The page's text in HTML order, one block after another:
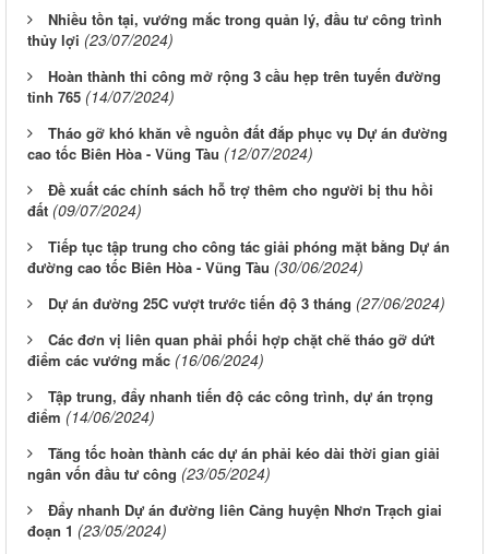
Nhiều tồn tại, vướng mắc trong quản lý, đầu tư công trình
thủy lợi (23/07/2024)
Hoàn thành thi công mở rộng 3 cầu hẹp trên tuyến đường
tỉnh 765 (14/07/2024)
Tháo gỡ khó khăn về nguồn đất đắp phục vụ Dự án đường
cao tốc Biên Hòa - Vũng Tàu (12/07/2024)
Đề xuất các chính sách hỗ trợ thêm cho người bị thu hồi
đất (09/07/2024)
Tiếp tục tập trung cho công tác giải phóng mặt bằng Dự án
đường cao tốc Biên Hòa - Vũng Tàu (30/06/2024)
Dự án đường 25C vượt trước tiến độ 3 tháng (27/06/2024)
Các đơn vị liên quan phải phối hợp chặt chẽ tháo gỡ dứt
điểm các vướng mắc (16/06/2024)
Tập trung, đẩy nhanh tiến độ các công trình, dự án trọng
điểm (14/06/2024)
Tăng tốc hoàn thành các dự án phải kéo dài thời gian giải
ngân vốn đầu tư công (23/05/2024)
Đẩy nhanh Dự án đường liên Cảng huyện Nhơn Trạch giai
đoạn 1 (23/05/2024)